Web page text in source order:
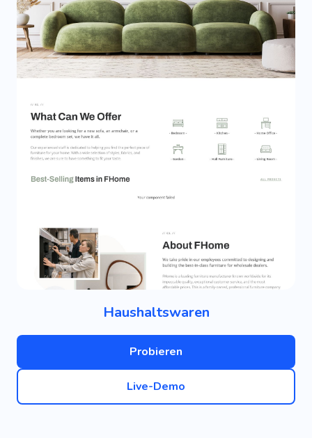
Haushaltswaren
Probieren
Live-Demo